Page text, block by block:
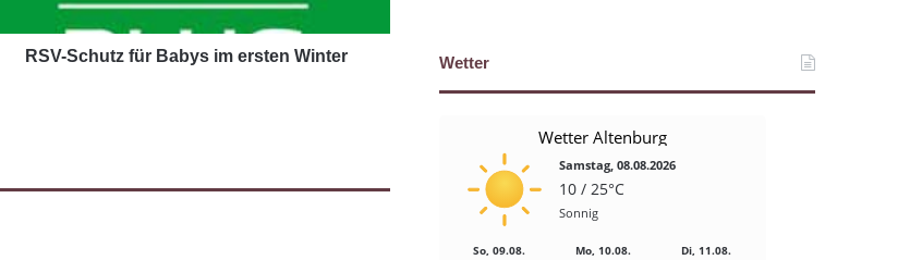
RSV-Schutz für Babys im ersten Winter Wetter
Wetter Altenburg
Samstag, 08.08.2026
10 / 25°C
Sonnig
So, 09.08. Mo, 10.08. Di, 11.08.